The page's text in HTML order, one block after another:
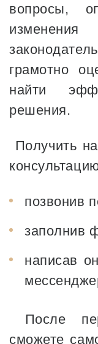
вопросы,
грамотно
найти
решения.
Получить
позвонив
заполнив
написав
После
сможете